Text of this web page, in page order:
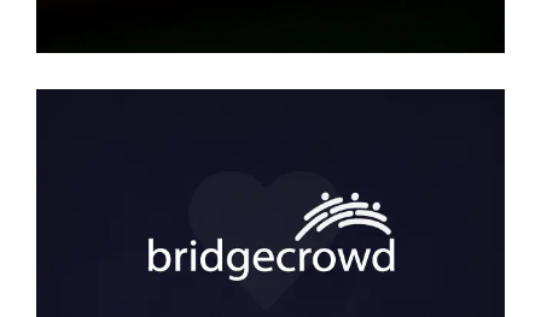
Bridge Crowd